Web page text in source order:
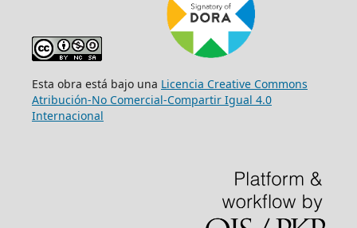
Esta obra está bajo una Licencia Creative Commons
Atribución-No Comercial-Compartir Igual 4.0
Internacional